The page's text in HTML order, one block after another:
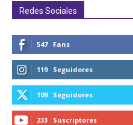
Redes Sociales
547 Fans
119 Seguidores
109 Seguidores
233 Suscriptores